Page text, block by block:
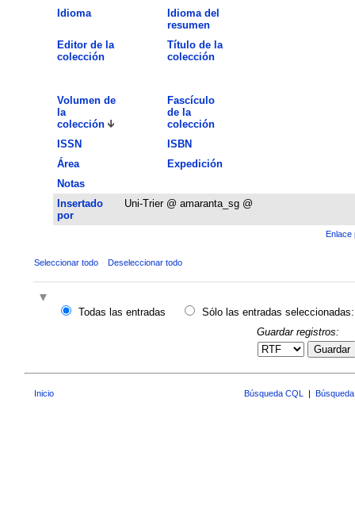
Idioma
Idioma del
resumen
Editor de la
colección
Título de la
colección
Volumen de
la
colección
Fascículo
de la
colección
ISSN
ISBN
Área
Expedición
Notas
Insertado
por
Uni-Trier @ amaranta_sg @
Enlace
Seleccionar todo Deseleccionar todo
Todas las entradas
Sólo las entradas seleccionadas:
Guardar registros:
Guardar
Inicio Búsqueda CQL